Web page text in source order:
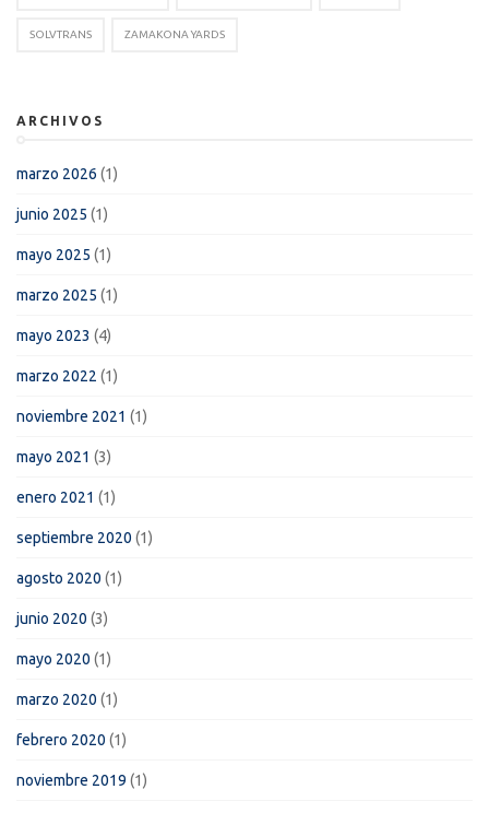
SOLVTRANS ZAMAKONA YARDS
ARCHIVOS
marzo 2026 (1)
junio 2025 (1)
mayo 2025 (1)
marzo 2025 (1)
mayo 2023 (4)
marzo 2022 (1)
noviembre 2021 (1)
mayo 2021 (3)
enero 2021 (1)
septiembre 2020 (1)
agosto 2020 (1)
junio 2020 (3)
mayo 2020 (1)
marzo 2020 (1)
febrero 2020 (1)
noviembre 2019 (1)